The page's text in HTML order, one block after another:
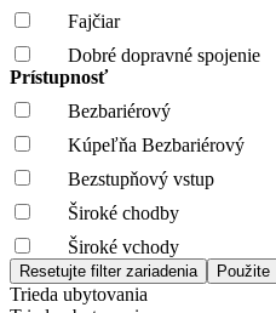
Fajčiar
Dobré dopravné spojenie
Prístupnosť
Bezbariérový
Kúpeľňa Bezbariérový
Bezstupňový vstup
Široké chodby
Široké vchody
Trieda ubytovania